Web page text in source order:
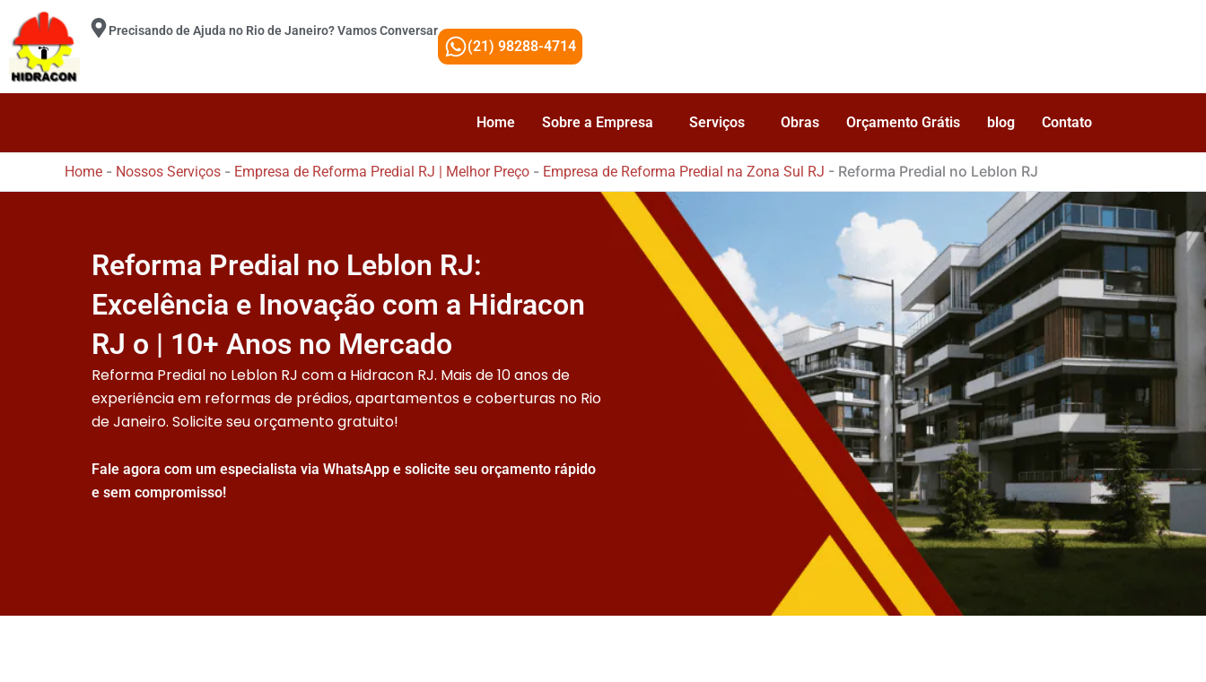
para
conteúdo
Precisando de Ajuda no Rio de Janeiro? Vamos Conversar
(21) 98288-4714
Home Sobre a Empresa Serviços Obras Orçamento Grátis blog Contato
Home - Nossos Serviços - Empresa de Reforma Predial RJ | Melhor Preço - Empresa de Reforma Predial na Zona Sul RJ - Reforma Predial no Leblon RJ
Reforma Predial no Leblon RJ:
Excelência e Inovação com a Hidracon
RJ o | 10+ Anos no Mercado
Reforma Predial no Leblon RJ com a Hidracon RJ. Mais de 10 anos de
experiência em reformas de prédios, apartamentos e coberturas no Rio
de Janeiro. Solicite seu orçamento gratuito!
Fale agora com um especialista via WhatsApp e solicite seu orçamento rápido
e sem compromisso!